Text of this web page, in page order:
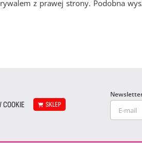
z prawej strony. Podobna
COOKIE SKLEP